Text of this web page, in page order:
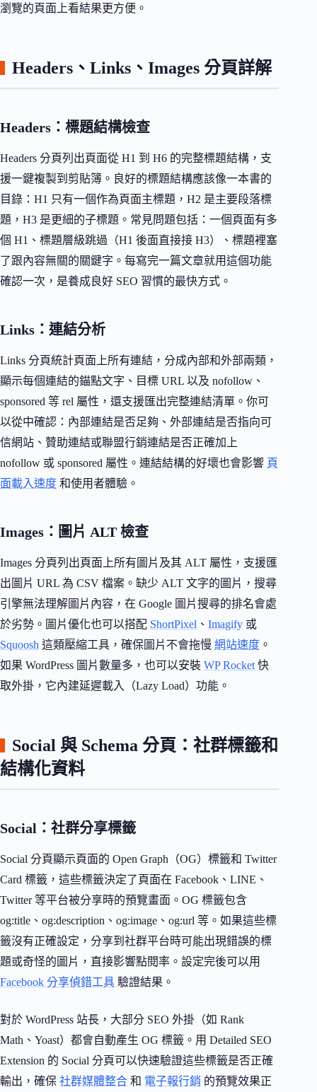
瀏覽的頁面上看結果更方便。
Headers、Links、Images 分頁詳解
Headers：標題結構檢查
Headers 分頁列出頁面從 H1 到 H6 的完整標題結構，支
援一鍵複製到剪貼簿。良好的標題結構應該像一本書的
目錄：H1 只有一個作為頁面主標題，H2 是主要段落標
題，H3 是更細的子標題。常見問題包括：一個頁面有多
個 H1、標題層級跳過（H1 後面直接接 H3）、標題裡塞
了跟內容無關的關鍵字。每寫完一篇文章就用這個功能
確認一次，是養成良好 SEO 習慣的最快方式。
Links：連結分析
Links 分頁統計頁面上所有連結，分成內部和外部兩類，
顯示每個連結的錨點文字、目標 URL 以及 nofollow、
sponsored 等 rel 屬性，還支援匯出完整連結清單。你可
以從中確認：內部連結是否足夠、外部連結是否指向可
信網站、贊助連結或聯盟行銷連結是否正確加上
nofollow 或 sponsored 屬性。連結結構的好壞也會影響 頁
面載入速度 和使用者體驗。
Images：圖片 ALT 檢查
Images 分頁列出頁面上所有圖片及其 ALT 屬性，支援匯
出圖片 URL 為 CSV 檔案。缺少 ALT 文字的圖片，搜尋
引擎無法理解圖片內容，在 Google 圖片搜尋的排名會處
於劣勢。圖片優化也可以搭配 ShortPixel 、 Imagify 或
Squoosh 這類壓縮工具，確保圖片不會拖慢 網站速度 。
如果 WordPress 圖片數量多，也可以安裝 WP Rocket 快
取外掛，它內建延遲載入（Lazy Load）功能。
Social 與 Schema 分頁：社群標籤和
結構化資料
Social：社群分享標籤
Social 分頁顯示頁面的 Open Graph（OG）標籤和 Twitter
Card 標籤，這些標籤決定了頁面在 Facebook、LINE、
Twitter 等平台被分享時的預覽畫面。OG 標籤包含
og:title、og:description、og:image、og:url 等。如果這些標
籤沒有正確設定，分享到社群平台時可能出現錯誤的標
題或奇怪的圖片，直接影響點閱率。設定完後可以用
Facebook 分享偵錯工具 驗證結果。
對於 WordPress 站長，大部分 SEO 外掛（如 Rank
Math、Yoast）都會自動產生 OG 標籤。用 Detailed SEO
Extension 的 Social 分頁可以快速驗證這些標籤是否正確
輸出，確保 社群媒體整合 和 電子報行銷 的預覽效果正